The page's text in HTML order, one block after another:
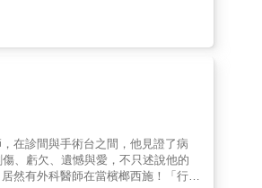
返世界盡頭的咖啡館》一定是我會
在診間與手術台之間，他見證了病
、虧欠、遺憾與愛，不只述說他的
然有外科醫師在當檳榔西施！「行醫